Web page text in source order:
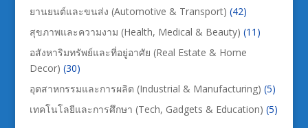
ยานยนต์และขนส่ง (Automotive & Transport) (42)
สุขภาพและความงาม (Health, Medical & Beauty) (11)
อสังหาริมทรัพย์และที่อยู่อาศัย (Real Estate & Home
Decor) (30)
อุตสาหกรรมและการผลิต (Industrial & Manufacturing) (5)
เทคโนโลยีและการศึกษา (Tech, Gadgets & Education) (5)